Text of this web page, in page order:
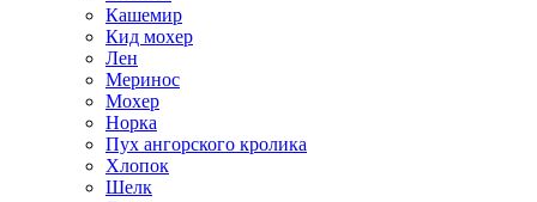
Кашемир
Кид мохер
Лен
Меринос
Мохер
Норка
Пух ангорского кролика
Хлопок
Шелк